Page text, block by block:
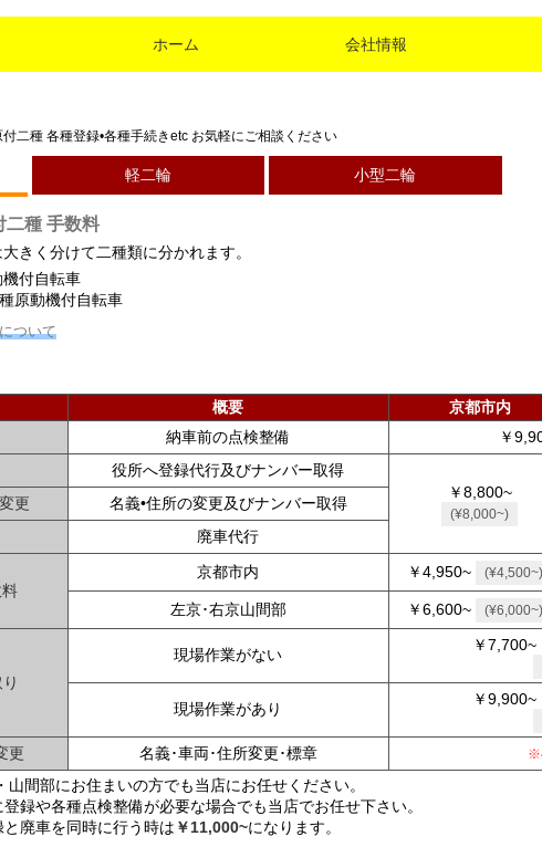
ホーム 会社情報
付二種 各種登録•各種手続きetc お気軽にご相談ください
軽二輪 小型二輪
二種 手数料
きく分けて二種類に分かれます。
付自転車
原動機付自転車
ついて
概要 京都市内
納車前の点検整備 ￥
役所へ登録代行及びナンバー取得
￥8,800~
(¥8,000~)
更
名義•住所の変更及びナンバー取得
廃車代行
京都市内 ￥4,950~ (¥4,500~)
左京･右京山間部 ￥6,600~ (¥6,000~)
現場作業がない
￥
現場作業があり
￥
更 名義･車両･住所変更･標章
山間部にお住まいの方でも当店にお任せください。
録や各種点検整備が必要な場合でも当店でお任せ下さい。
廃車を同時に行う時は ￥11,000~になります。